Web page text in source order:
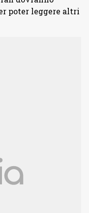
poter leggere altri